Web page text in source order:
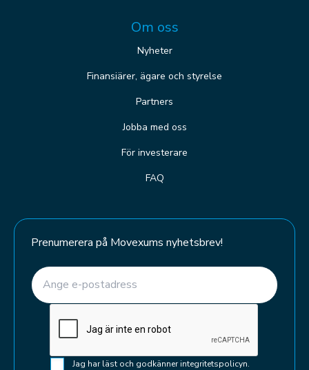
Om oss
Nyheter
Finansiärer, ägare och styrelse
Partners
Jobba med oss
För investerare
FAQ
Prenumerera på Movexums nyhetsbrev!
E-post
Jag har läst och godkänner integritetspolicyn.